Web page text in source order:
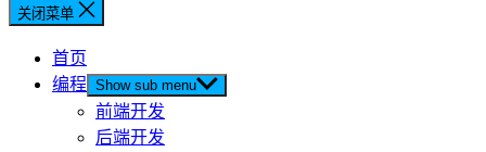
关闭菜单
首页
编程 Show sub menu
前端开发
后端开发